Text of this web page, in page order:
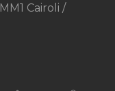
Cairoli /